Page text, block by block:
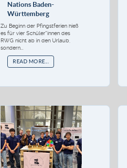
Nations Baden-
Württemberg
Zu Beginn der Pfingstferien hieß
es für vier Schüler*innen des
RWG nicht ab in den Urlaub,
sondern...
READ MORE...